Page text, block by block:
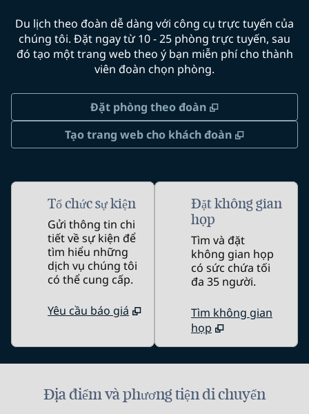
Du lịch theo đoàn dễ dàng với công cụ trực tuyến của
chúng tôi. Đặt ngay từ 10 - 25 phòng trực tuyến, sau
đó tạo một trang web theo ý bạn miễn phí cho thành
viên đoàn chọn phòng.
Đặt phòng theo đoàn ,
Tạo trang web cho khách đoàn
,
Tổ chức sự kiện
Gửi thông tin chi
tiết về sự kiện để
tìm hiểu những
dịch vụ chúng tôi
có thể cung cấp.
Yêu cầu báo giá
Đặt không gian
họp
Tìm và đặt
không gian họp
có sức chứa tối
đa 35 người.
Tìm không gian
họp
Địa điểm và phương tiện di chuyển